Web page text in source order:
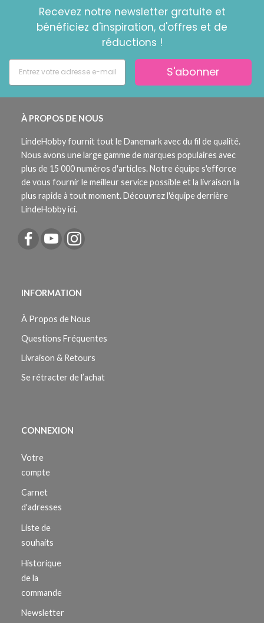
Recevez notre newsletter gratuite et
bénéficiez d'inspiration, d'offres et de
réductions !
S'abonner
À PROPOS DE NOUS
LindeHobby fournit tout le Danemark avec du fil de qualité.
Nous avons une large gamme de marques populaires avec
plus de 15 000 numéros d'articles. Notre équipe s'efforce
de vous fournir le meilleur service possible et la livraison la
plus rapide à tout moment. Découvrez l'équipe derrière
LindeHobby ici.
INFORMATION
À Propos de Nous
Questions Fréquentes
Livraison & Retours
Se rétracter de l’achat
CONNEXION
Votre
compte
Carnet
d'adresses
Liste de
souhaits
Historique
de la
commande
Newsletter